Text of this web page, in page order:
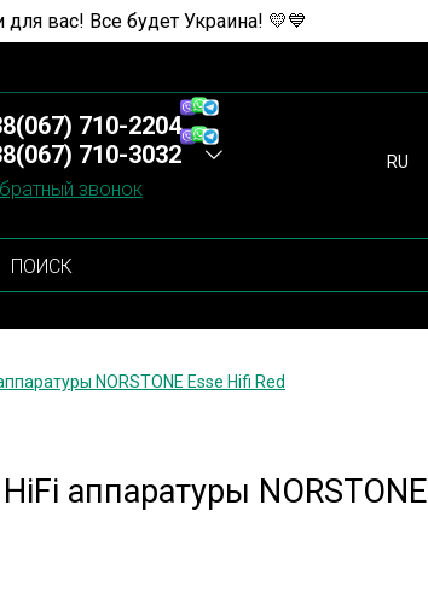
вас! Все будет Украина! 💛💙
710-2204
710-3032
звонок
RU
NORSTONE Esse Hifi Red
аппаратуры NORSTONE